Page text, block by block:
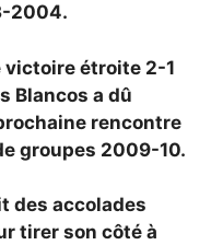
2004.
victoire étroite 2-1
Blancos a dû
rencontre
groupes 2009-10.
des accolades
tirer son côté à